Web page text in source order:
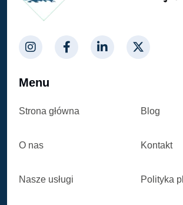
Menu
Strona główna
O nas
Nasze usługi
Blog
Kontakt
Polityka